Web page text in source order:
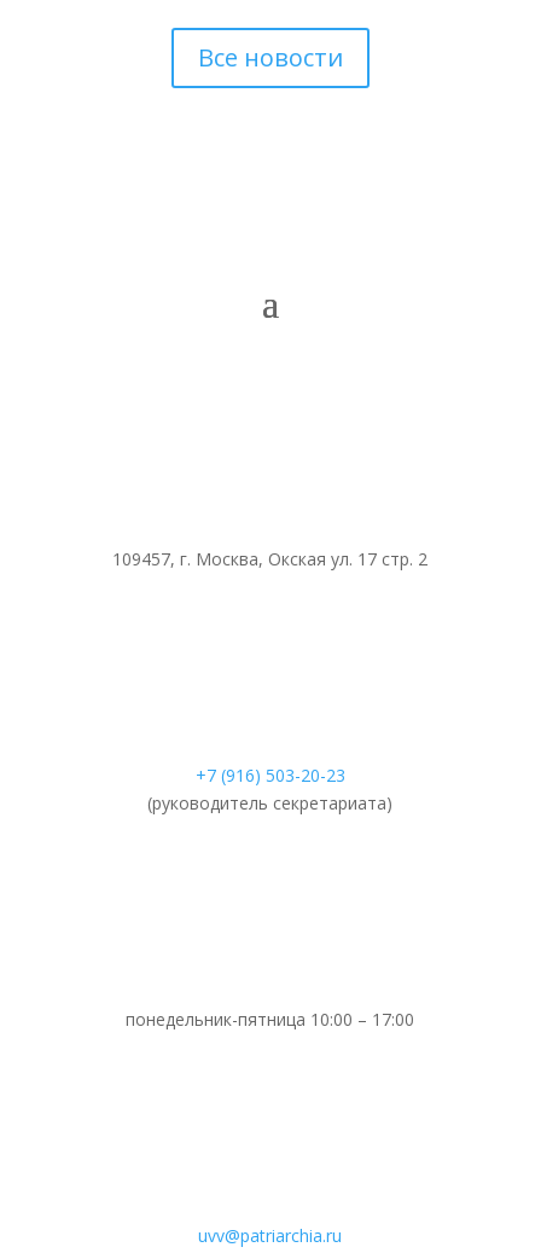
Все новости
109457, г. Москва, Окская ул. 17 стр. 2
+7 (916) 503-20-23
(руководитель секретариата)
понедельник-пятница 10:00 – 17:00
uvv@patriarchia.ru